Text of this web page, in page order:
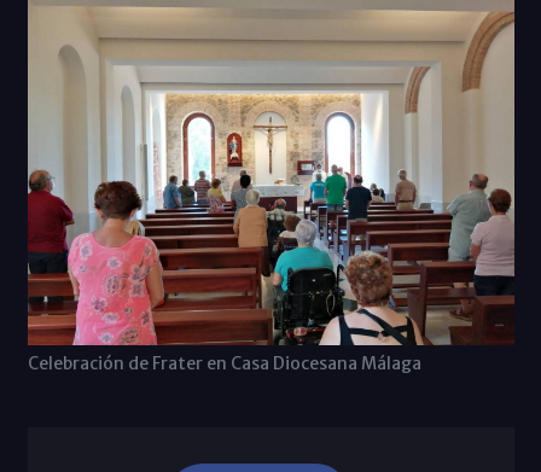
Celebración de Frater en Casa Diocesana Málaga